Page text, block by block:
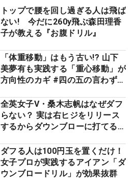
トップで腰を回し過ぎる人は飛ば
ない! 今だに260y飛ぶ森田理香
子が教える『お腹ドリル』
「体重移動」はもう古い!? 山下
美夢有も実践する「重心移動」が
方向性のカギ #四の五の言わず振
全英女子V・桑木志帆はなぜダフ
らない？ 実は右ヒジをリリース
するからダウンブローに打てる #
ダフる人は100円玉を置くだけ！
女子プロが実践するアイアン「ダ
ウンブロードリル」が効果抜群